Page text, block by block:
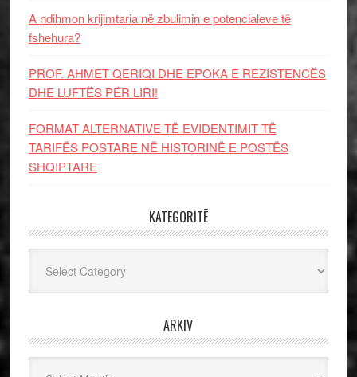
A ndihmon krijimtaria në zbulimin e potencialeve të
fshehura?
PROF. AHMET QERIQI DHE EPOKA E REZISTENCЁS
DHE LUFTЁS PЁR LIRI!
FORMAT ALTERNATIVE TË EVIDENTIMIT TË
TARIFËS POSTARE NË HISTORINË E POSTËS
SHQIPTARE
KATEGORITË
ARKIV